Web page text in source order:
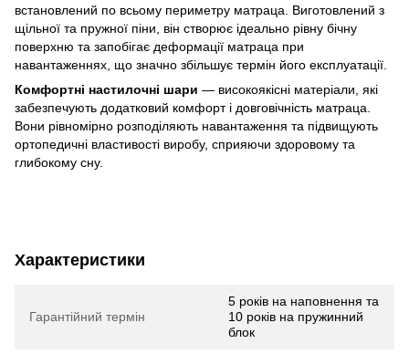
встановлений по всьому периметру матраца. Виготовлений з
щільної та пружної піни, він створює ідеально рівну бічну
поверхню та запобігає деформації матраца при
навантаженнях, що значно збільшує термін його експлуатації.
Комфортні настилочні шари — високоякісні матеріали, які
забезпечують додатковий комфорт і довговічність матраца.
Вони рівномірно розподіляють навантаження та підвищують
ортопедичні властивості виробу, сприяючи здоровому та
глибокому сну.
Характеристики
Гарантійний термін
5 років на наповнення та
10 років на пружинний
блок